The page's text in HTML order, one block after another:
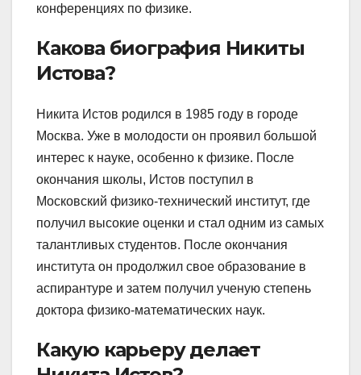
конференциях по физике.
Какова биография Никиты
Истова?
Никита Истов родился в 1985 году в городе
Москва. Уже в молодости он проявил большой
интерес к науке, особенно к физике. После
окончания школы, Истов поступил в
Московский физико-технический институт, где
получил высокие оценки и стал одним из самых
талантливых студентов. После окончания
института он продолжил свое образование в
аспирантуре и затем получил ученую степень
доктора физико-математических наук.
Какую карьеру делает